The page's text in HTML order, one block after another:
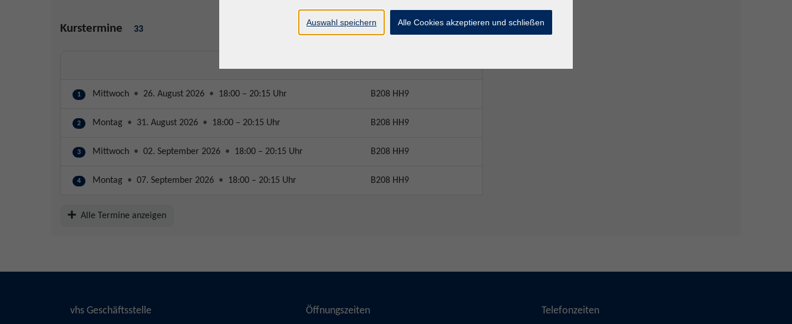
Kurstermine 33
1 Mittwoch • 26. August 2026 • 18:00 – 20:15 Uhr B208 HH9
2 Montag • 31. August 2026 • 18:00 – 20:15 Uhr B208 HH9
3 Mittwoch • 02. September 2026 • 18:00 – 20:15 Uhr B208 HH9
4 Montag • 07. September 2026 • 18:00 – 20:15 Uhr B208 HH9
Alle Termine anzeigen
vhs Geschäftsstelle Öffnungszeiten Telefonzeiten
Auswahl speichern Alle Cookies akzeptieren und schließen